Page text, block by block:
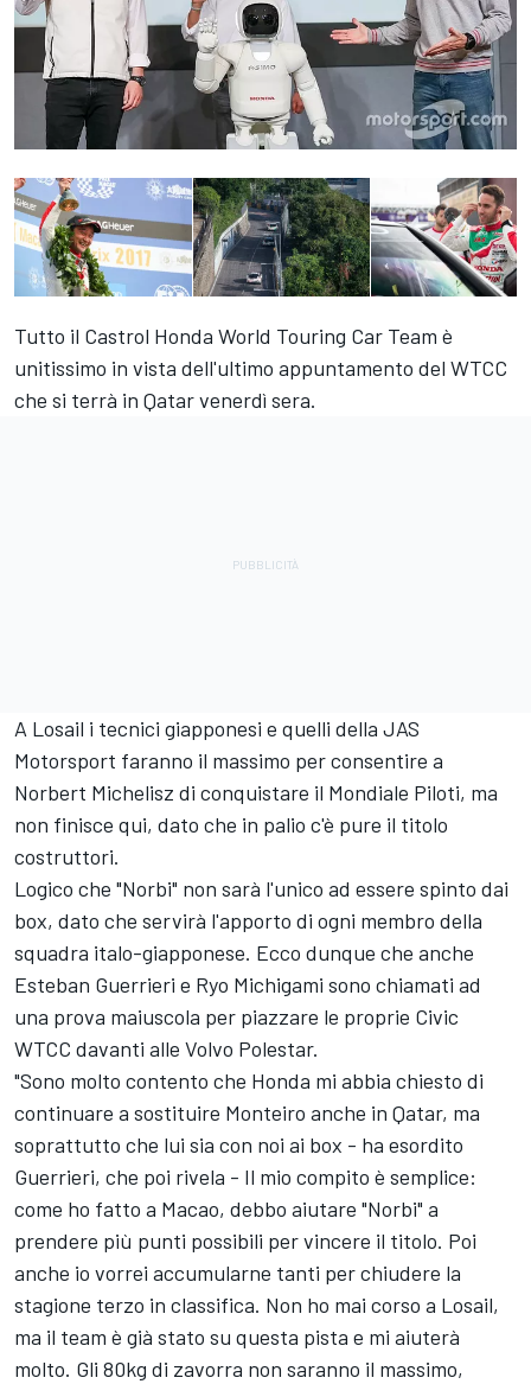
Tutto il Castrol Honda World Touring Car Team è
unitissimo in vista dell'ultimo appuntamento del WTCC
che si terrà in Qatar venerdì sera.
A Losail i tecnici giapponesi e quelli della JAS
Motorsport faranno il massimo per consentire a
Norbert Michelisz di conquistare il Mondiale Piloti, ma
non finisce qui, dato che in palio c'è pure il titolo
costruttori.
Logico che "Norbi" non sarà l'unico ad essere spinto dai
box, dato che servirà l'apporto di ogni membro della
squadra italo-giapponese. Ecco dunque che anche
Esteban Guerrieri e Ryo Michigami sono chiamati ad
una prova maiuscola per piazzare le proprie Civic
WTCC davanti alle Volvo Polestar.
"Sono molto contento che Honda mi abbia chiesto di
continuare a sostituire Monteiro anche in Qatar, ma
soprattutto che lui sia con noi ai box - ha esordito
Guerrieri, che poi rivela - Il mio compito è semplice:
come ho fatto a Macao, debbo aiutare "Norbi" a
prendere più punti possibili per vincere il titolo. Poi
anche io vorrei accumularne tanti per chiudere la
stagione terzo in classifica. Non ho mai corso a Losail,
ma il team è già stato su questa pista e mi aiuterà
molto. Gli 80kg di zavorra non saranno il massimo,